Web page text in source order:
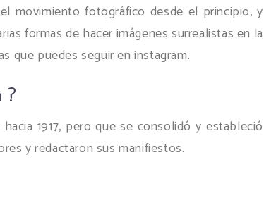
movimiento fotográfico desde el principio, y
formas de hacer imágenes surrealistas en la
que puedes seguir en instagram.
1917, pero que se consolidó y estableció
y redactaron sus manifiestos.